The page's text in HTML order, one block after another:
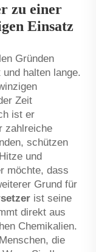
zu einer
Einsatz
Gründen
halten lange.
Zeit
ist er
zahlreiche
schützen
und
möchte, dass
Grund für
ist seine
direkt aus
Chemikalien.
die